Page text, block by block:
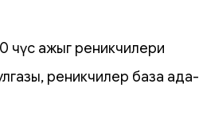
ажыг өөреникчилери
өөреникчилер база ада-